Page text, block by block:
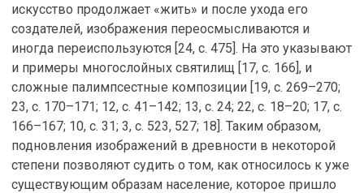
искусство продолжает «жить» и после ухода его
создателей, изображения переосмысливаются и
иногда переиспользуются [24, с. 475]. На это указывают
и примеры многослойных святилищ [17, с. 166], и
сложные палимпсестные композиции [19, с. 269–270;
23, с. 170–171; 12, с. 41–142; 13, с. 24; 22, с. 18–20; 17, с.
166–167; 10, с. 31; 3, с. 523, 527; 18]. Таким образом,
подновления изображений в древности в некоторой
степени позволяют судить о том, как относилось к уже
существующим образам население, которое пришло